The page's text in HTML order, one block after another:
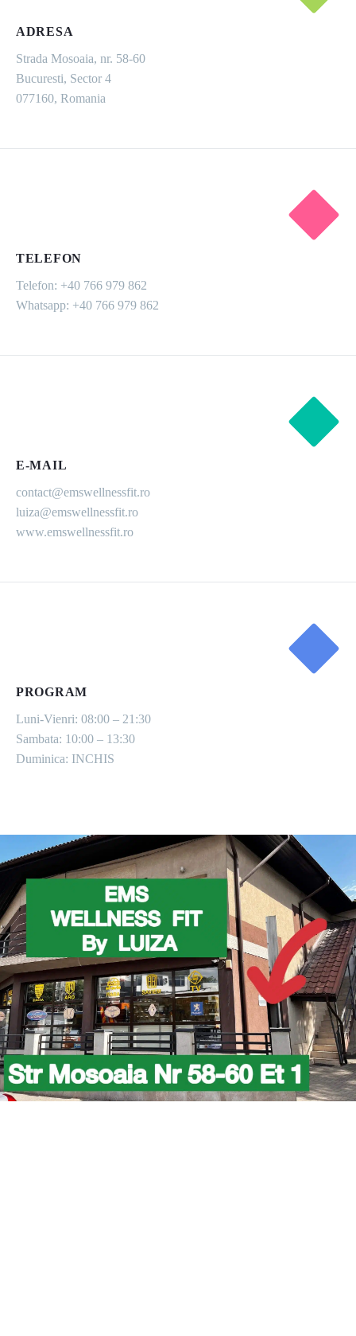
ADRESA
Strada Mosoaia, nr. 58-60
Bucuresti, Sector 4
077160, Romania
TELEFON
Telefon: +40 766 979 862
Whatsapp: +40 766 979 862
E-MAIL
contact@emswellnessfit.ro
luiza@emswellnessfit.ro
www.emswellnessfit.ro
PROGRAM
Luni-Vienri: 08:00 – 21:30
Sambata: 10:00 – 13:30
Duminica: INCHIS